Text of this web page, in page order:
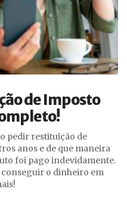
de Imposto
pedir restituição de
anos e de que maneira
foi pago indevidamente.
conseguir o dinheiro em